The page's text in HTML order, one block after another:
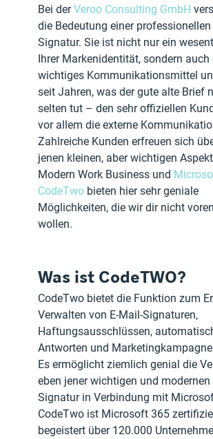
Bei der Veroo Consulting GmbH
die Bedeutung einer professionellen
Signatur. Sie ist nicht nur ein
Ihrer Markenidentität, sondern auch
wichtiges Kommunikationsmittel
seit Jahren, was der gute alte Brief
selten tut – den sehr offiziellen
vor allem die externe
Zahlreiche Kunden erfreuen sich
jenen kleinen, aber wichtigen
Modern Work Business und
CodeTwo bieten hier sehr geniale
Möglichkeiten, die wir dir nicht
wollen.
Was ist CodeTWO?
CodeTwo bietet die Funktion zum
Verwalten von E-Mail-Signaturen,
Haftungsausschlüssen,
Antworten und
Es ermöglicht ziemlich genial die
eben jener wichtigen und modernen
Signatur in Verbindung mit
CodeTwo ist Microsoft 365
begeistert über 120.000